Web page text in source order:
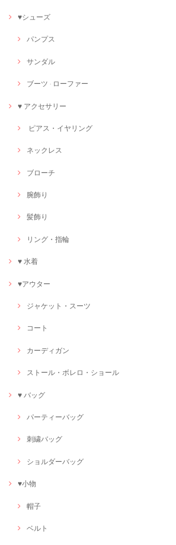
♥シューズ
パンプス
サンダル
ブーツ · ローファー
♥ アクセサリー
ピアス・イヤリング
ネックレス
ブローチ
腕飾り
髪飾り
リング・指輪
♥ 水着
♥アウター
ジャケット・スーツ
コート
カーディガン
ストール・ボレロ・ショール
♥ バッグ
パーティーバッグ
刺繍バッグ
ショルダーバッグ
♥小物
帽子
ベルト